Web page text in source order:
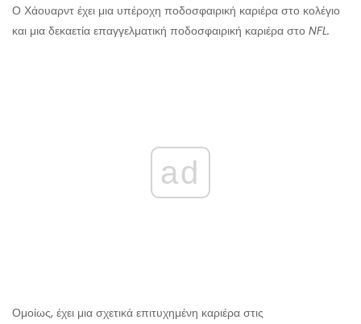
Ο Χάουαρντ έχει μια υπέροχη ποδοσφαιρική καριέρα στο κολέγιο
και μια δεκαετία επαγγελματική ποδοσφαιρική καριέρα στο NFL.
ad
Ομοίως, έχει μια σχετικά επιτυχημένη καριέρα στις